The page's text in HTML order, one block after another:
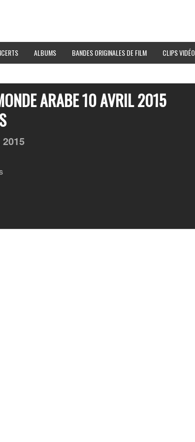
ALBUMS BANDES ORIGINALES DE FILM CLIPS VIDÉO
ARABE 10 AVRIL 2015
2015